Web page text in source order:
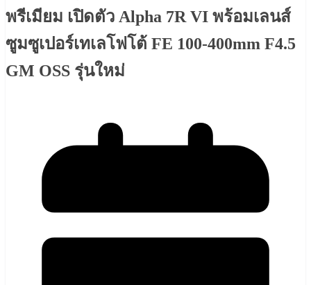
พรีเมียม เปิดตัว Alpha 7R VI พร้อมเลนส์
ซูมซูเปอร์เทเลโฟโต้ FE 100-400mm F4.5
GM OSS รุ่นใหม่